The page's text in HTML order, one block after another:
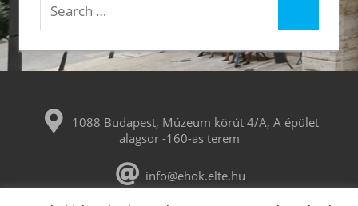
for:
1088 Budapest, Múzeum körút 4/A, A épület
alagsor -160-as terem
info@ehok.elte.hu